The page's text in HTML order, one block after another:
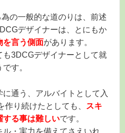
の一般的な道のりは、前述
デザイナーは、とにもか
を言う側面があります。
3DCGデザイナーとして就
す。
通う、アルバイトとして入
り続けたとしても、
スキ
する事は難しいです。
・実力を備えてさえいれ